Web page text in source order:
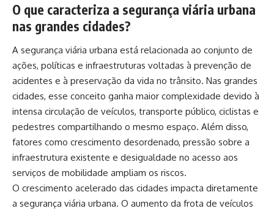
O que caracteriza a segurança viária urbana
nas grandes cidades?
A segurança viária urbana está relacionada ao conjunto de
ações, políticas e infraestruturas voltadas à prevenção de
acidentes e à preservação da vida no trânsito. Nas grandes
cidades, esse conceito ganha maior complexidade devido à
intensa circulação de veículos, transporte público, ciclistas e
pedestres compartilhando o mesmo espaço. Além disso,
fatores como crescimento desordenado, pressão sobre a
infraestrutura existente e desigualdade no acesso aos
serviços de mobilidade ampliam os riscos.
O crescimento acelerado das cidades impacta diretamente
a segurança viária urbana. O aumento da frota de veículos